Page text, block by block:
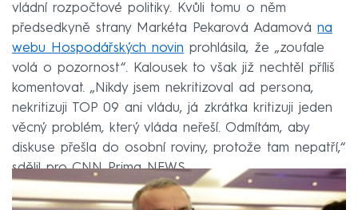
vládní rozpočtové politiky. Kvůli tomu o něm
předsedkyně strany Markéta Pekarová Adamová na
webu Hospodářských novin prohlásila, že „zoufale
volá o pozornost“. Kalousek to však již nechtěl příliš
komentovat. „Nikdy jsem nekritizoval ad persona,
nekritizuji TOP 09 ani vládu, já zkrátka kritizuji jeden
věcný problém, který vláda neřeší. Odmítám, aby
diskuse přešla do osobní roviny, protože tam nepatří,“
sdělil pro CNN Prima NEWS.